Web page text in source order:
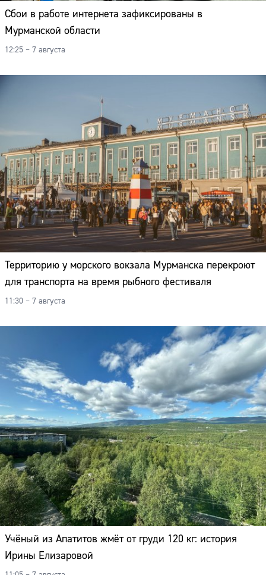
Сбои в работе интернета зафиксированы в
Мурманской области
12:25 – 7 августа
Территорию у морского вокзала Мурманска перекроют
для транспорта на время рыбного фестиваля
11:30 – 7 августа
Учёный из Апатитов жмёт от груди 120 кг: история
Ирины Елизаровой